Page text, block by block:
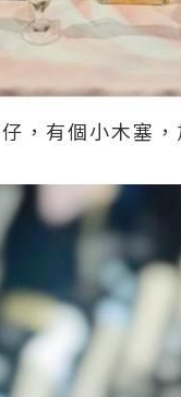
，有個小木塞